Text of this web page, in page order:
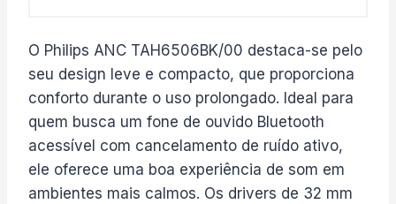
O Philips ANC TAH6506BK/00 destaca-se pelo
seu design leve e compacto, que proporciona
conforto durante o uso prolongado. Ideal para
quem busca um fone de ouvido Bluetooth
acessível com cancelamento de ruído ativo,
ele oferece uma boa experiência de som em
ambientes mais calmos. Os drivers de 32 mm